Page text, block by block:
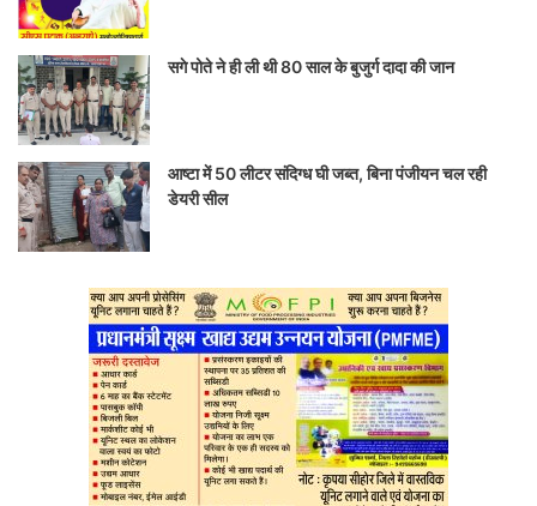
सगे पोते ने ही ली थी 80 साल के बुजुर्ग दादा की जान
आष्टा में 50 लीटर संदिग्ध घी जब्त, बिना पंजीयन चल रही
डेयरी सील